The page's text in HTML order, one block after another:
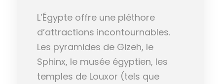
L’Égypte offre une pléthore
d’attractions incontournables.
Les pyramides de Gizeh, le
Sphinx, le musée égyptien, les
temples de Louxor (tels que